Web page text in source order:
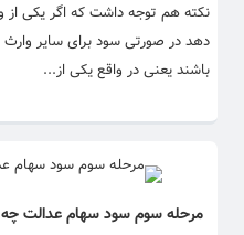
نکته هم توجه داشت که اگر یکی از
دهد در صورتی سود برای سایر
باشند یعنی در واقع یکی از...
مرحله سوم سود سهام عدالت چه